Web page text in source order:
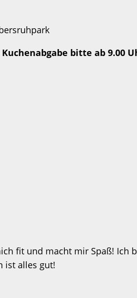
Kuchenabgabe bitte ab 9.00
fit und macht mir Spaß!
ist alles gut!